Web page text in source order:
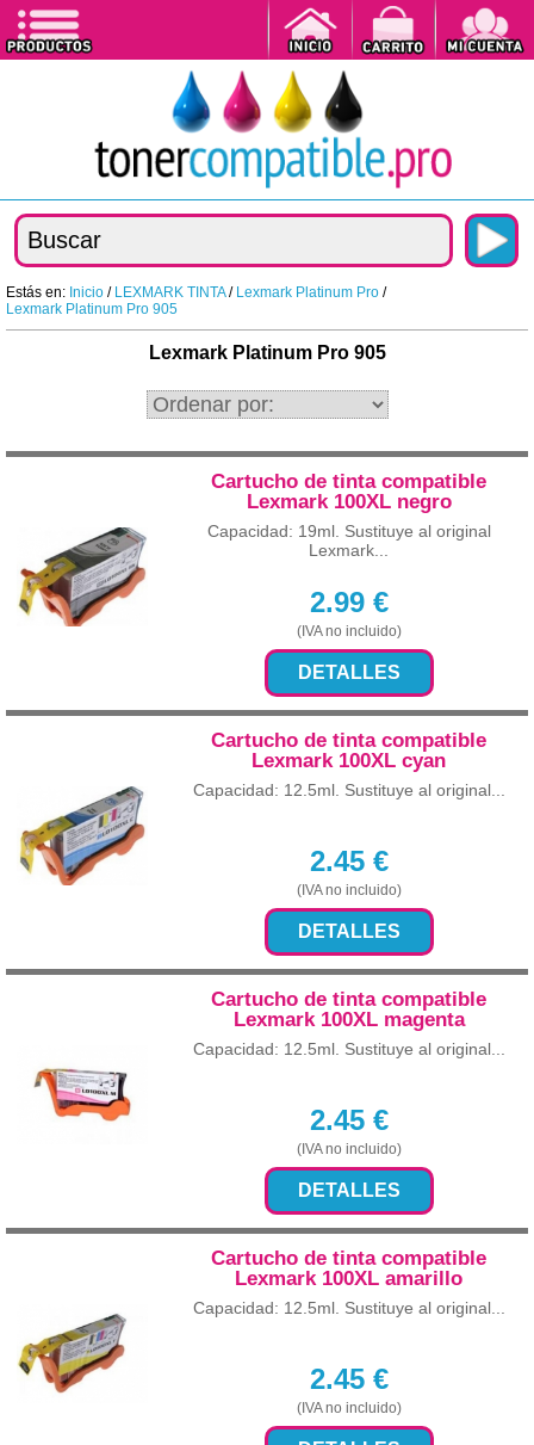
Estás en: Inicio / LEXMARK TINTA/ Lexmark Platinum Pro /
Lexmark Platinum Pro 905
Lexmark Platinum Pro 905
Cartucho de tinta compatible
Lexmark 100XL negro
Capacidad: 19ml. Sustituye al original
Lexmark...
2.99€
(IVA no incluido)
DETALLES
Cartucho de tinta compatible
Lexmark 100XL cyan
Capacidad: 12.5ml. Sustituye al original...
2.45€
(IVA no incluido)
DETALLES
Cartucho de tinta compatible
Lexmark 100XL magenta
Capacidad: 12.5ml. Sustituye al original...
2.45€
(IVA no incluido)
DETALLES
Cartucho de tinta compatible
Lexmark 100XL amarillo
Capacidad: 12.5ml. Sustituye al original...
2.45€
(IVA no incluido)